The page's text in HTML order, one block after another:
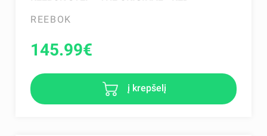
REEBOK
145.99€
į krepšelį